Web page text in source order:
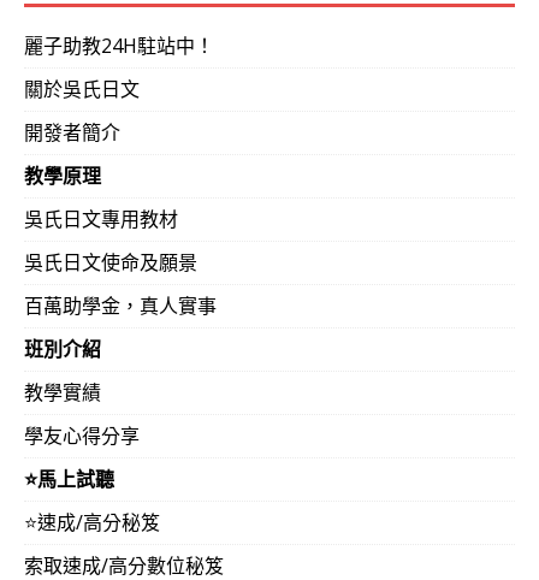
麗子助教24H駐站中！
關於吳氏日文
開發者簡介
教學原理
吳氏日文專用教材
吳氏日文使命及願景
百萬助學金，真人實事
班別介紹
教學實績
學友心得分享
⭐️馬上試聽
⭐️速成/高分秘笈
索取速成/高分數位秘笈